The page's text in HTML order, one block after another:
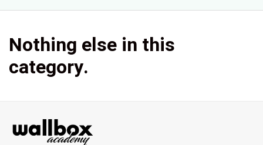
Nothing else in this
category.